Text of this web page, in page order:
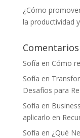
¿Cómo
la productividad
Sofía en Cómo
Sofía en
Desafíos para
Sofía en
aplicarlo en
Sofía en ¿Qué